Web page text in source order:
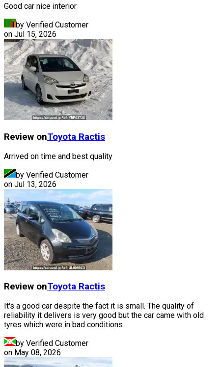
Good car nice interior
by Verified Customer
on Jul 15, 2026
Review onToyota Ractis
Arrived on time and best quality
by Verified Customer
on Jul 13, 2026
Review onToyota Ractis
It's a good car despite the fact it is small. The quality of
reliability it delivers is very good but the car came with old
tyres which were in bad conditions
by Verified Customer
on May 08, 2026